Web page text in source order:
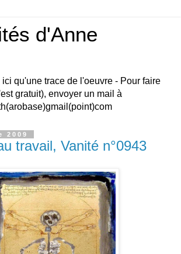
d'Anne
qu'une trace de l'oeuvre - Pour faire
gratuit), envoyer un mail à
2009
travail, Vanité n°0943